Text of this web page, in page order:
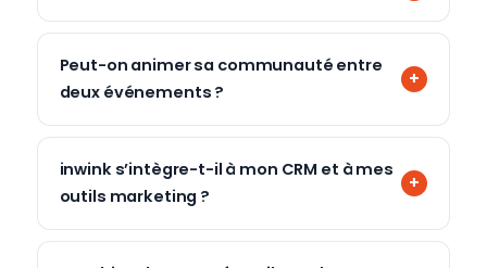
Peut-on animer sa communauté entre
deux événements ?
inwink s’intègre-t-il à mon CRM et à mes
outils marketing ?